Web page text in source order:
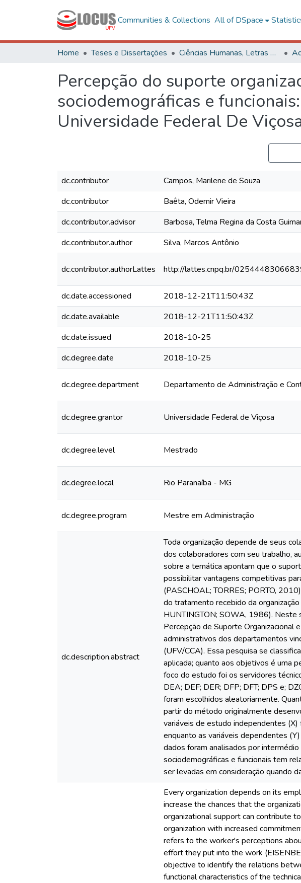
Communities & Collections All of DSpace
Home Teses e Dissertações Ciências Humanas, Letras e Artes
Percepção do suporte
sociodemográficas e
Universidade Federal De
dc.contributor
Campos, Marilene de Souza
dc.contributor
Baêta, Odemir Vieira
dc.contributor.advisor
Barbosa, Telma Regina da Costa
dc.contributor.author
Silva, Marcos Antônio
dc.contributor.authorLattes http://lattes.cnpq.br/
dc.date.accessioned
2018-12-21T11:50:43Z
dc.date.available
2018-12-21T11:50:43Z
dc.date.issued
2018-10-25
dc.degree.date
2018-10-25
dc.degree.department Departamento de Administração e
dc.degree.grantor Universidade Federal de Viçosa
dc.degree.level Mestrado
dc.degree.local Rio Paranaíba - MG
dc.degree.program Mestre em Administração
dc.description.abstract
Toda organização depende de seus
dos colaboradores com seu trabalho,
sobre a temática apontam que o
possibilitar vantagens competitivas
(PASCHOAL; TORRES; PORTO,
do tratamento recebido da
HUNTINGTON; SOWA, 1986). Neste
Percepção de Suporte Organizacional
administrativos dos departamentos
(UFV/CCA). Essa pesquisa se
aplicada; quanto aos objetivos é uma
foco do estudo foi os servidores
DEA; DEF; DER; DFP; DFT; DPS e;
foram escolhidos aleatoriamente.
partir do método originalmente
variáveis de estudo independentes
enquanto as variáveis dependentes
dados foram analisados por
sociodemográficas e funcionais tem
ser levadas em consideração quando
Every organization depends on its
increase the chances that the
organizational support can contribute
organization with increased
refers to the worker's perceptions
effort they put into the work
objective to identify the relations
functional characteristics of the